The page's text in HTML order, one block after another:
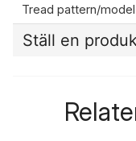
Tread pattern/model
Ställ en